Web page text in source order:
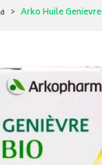
Arko Huile